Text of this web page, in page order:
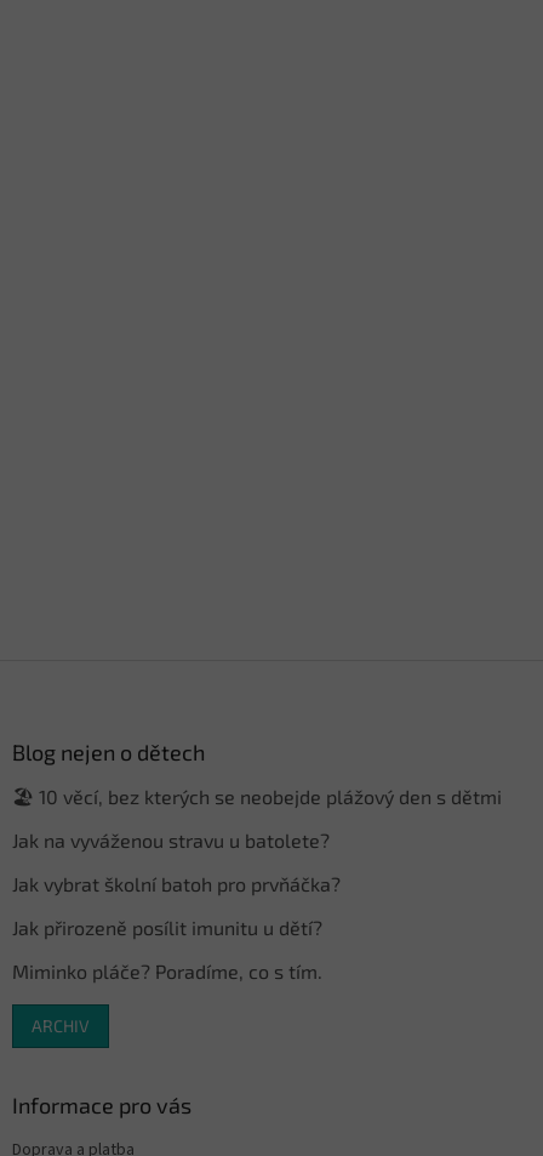
Blog nejen o dětech
🏖️ 10 věcí, bez kterých se neobejde plážový den s dětmi
Jak na vyváženou stravu u batolete?
Jak vybrat školní batoh pro prvňáčka?
Jak přirozeně posílit imunitu u dětí?
Miminko pláče? Poradíme, co s tím.
ARCHIV
Informace pro vás
Doprava a platba